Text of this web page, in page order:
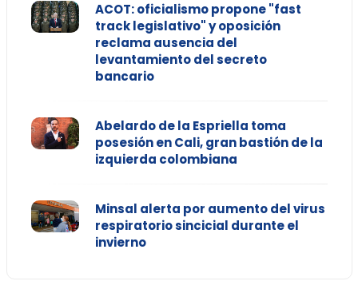
ACOT: oficialismo propone "fast
track legislativo" y oposición
reclama ausencia del
levantamiento del secreto
bancario
Abelardo de la Espriella toma
posesión en Cali, gran bastión de la
izquierda colombiana
Minsal alerta por aumento del virus
respiratorio sincicial durante el
invierno